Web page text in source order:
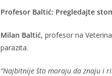
Profesor Baltić: Pregledajte
Milan Baltić, profesor na
parazita.
“Najbitnije što moraju da znaju i